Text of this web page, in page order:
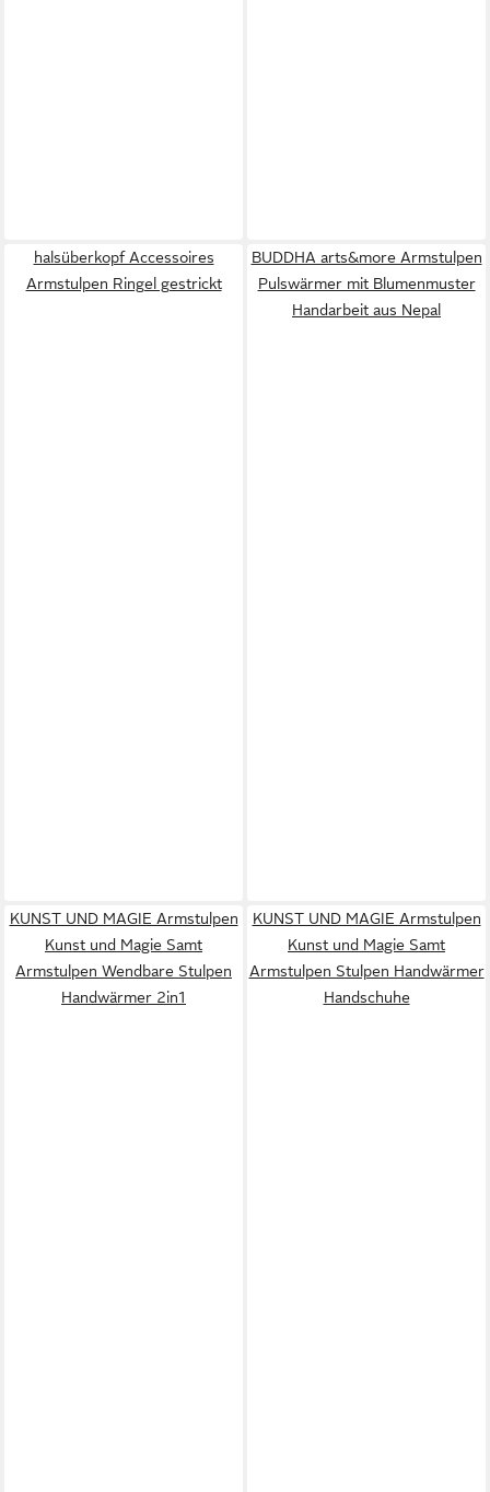
halsüberkopf Accessoires
Armstulpen Ringel gestrickt
BUDDHA arts&more Armstulpen
Pulswärmer mit Blumenmuster
Handarbeit aus Nepal
KUNST UND MAGIE Armstulpen
Kunst und Magie Samt
Armstulpen Wendbare Stulpen
Handwärmer 2in1
KUNST UND MAGIE Armstulpen
Kunst und Magie Samt
Armstulpen Stulpen Handwärmer
Handschuhe